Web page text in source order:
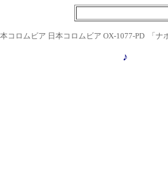
コロムビア 日本コロムビア OX-1077-PD「ナ
♪